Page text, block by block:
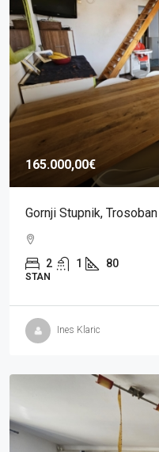
165.000,00€
Gornji Stupnik,
2 1 80
STAN
Ines Klaric